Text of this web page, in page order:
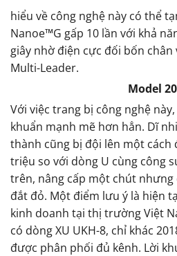
hiểu về công nghệ này có thể
Nanoe™G gấp 10 lần với khả
giây nhờ điện cực đối bốn
Multi-Leader.
Model
Với việc trang bị công nghệ
khuẩn mạnh mẽ hơn hẳn. Dĩ
thành cũng bị đội lên một cách
triệu so với dòng U cùng công
trên, nâng cấp một chút nhưng
đắt đỏ. Một điểm lưu ý là hiện
kinh doanh tại thị trường Việt
có dòng XU UKH-8, chỉ khác
được phân phối đủ kênh. Lời